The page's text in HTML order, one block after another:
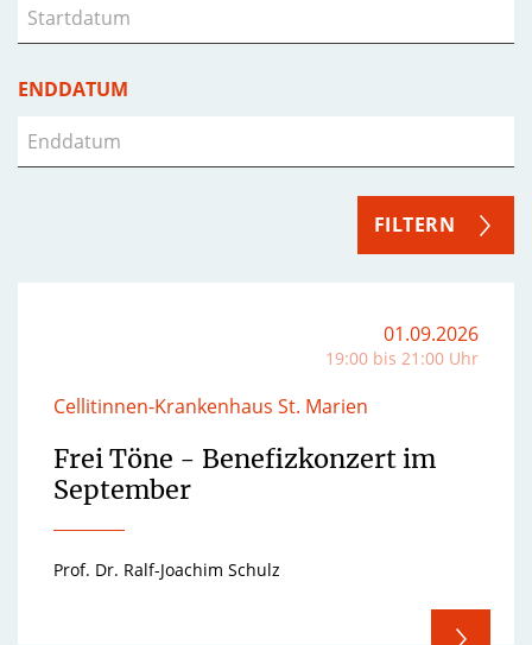
ENDDATUM
FILTERN
Cellitinnen-Krankenhaus St. Marien
Frei Töne - Benefizkonzert im
September
Prof. Dr. Ralf-Joachim Schulz
01.09.2026
19:00 bis 21:00 Uhr